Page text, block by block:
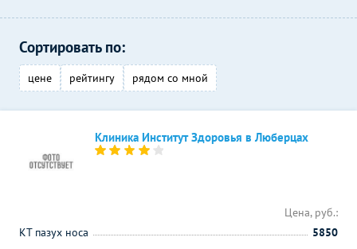
Сортировать по:
цене рейтингу рядом со мной
Клиника Институт Здоровья в Люберцах
Цена, руб.:
КТ пазух носа
5850